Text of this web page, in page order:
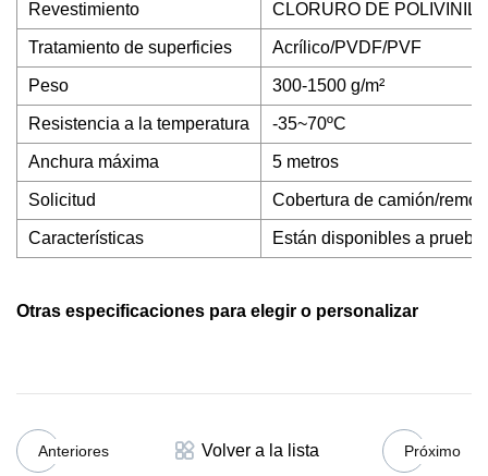
Revestimiento CLORURO DE
Tratamiento de superficies Acrílico/PVDF/PVF
Peso 300-1500 g/m²
Resistencia a la temperatura -35~70ºC
Anchura máxima 5 metros
Solicitud Cobertura de camión/
Características Están disponibles a
Otras especificaciones para elegir o personalizar
Anteriores Volver a la lista Próximo